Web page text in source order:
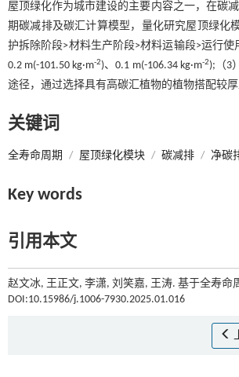
屋顶绿化作为城市建设的主要内容之一，在碳
期碳减排及碳汇计算模型，量化研究屋顶绿化
护拆除阶段>材料生产阶段>材料运输段>运行使
0.2 m(-101.50 kg·m-2)、0.1 m(-106.34 kg·m-2);（3
途径，通过选择具有高碳汇植物的植物搭配较
关键词
全寿命周期 / 屋顶绿化模块 / 碳减排 / 净碳
Key words
引用本文
赵文冰, 王正文, 李潇, 刘笑嘉, 王涛. 基于全寿命
DOI:10.15986/j.1006-7930.2025.01.016